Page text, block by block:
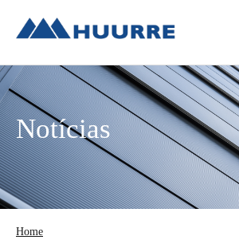
para
menu
principal
content
para
barra
lateral
principal
Notícias
Home